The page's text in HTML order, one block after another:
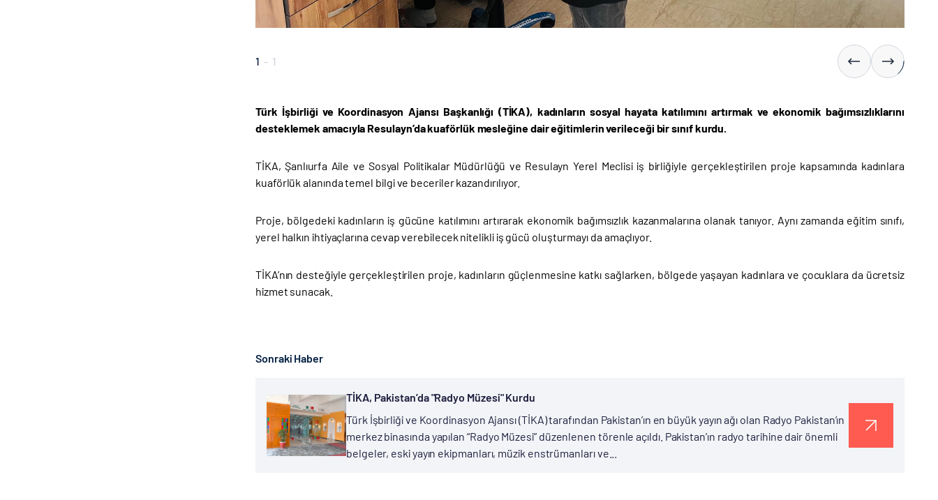
1 - 1
Türk İşbirliği ve Koordinasyon Ajansı Başkanlığı (TİKA), kadınların sosyal hayata katılımını artırmak ve ekonomik bağımsızlıklarını
desteklemek amacıyla Resulayn’da kuaförlük mesleğine dair eğitimlerin verileceği bir sınıf kurdu.
TİKA, Şanlıurfa Aile ve Sosyal Politikalar Müdürlüğü ve Resulayn Yerel Meclisi iş birliğiyle gerçekleştirilen proje kapsamında kadınlara
kuaförlük alanında temel bilgi ve beceriler kazandırılıyor.
Proje, bölgedeki kadınların iş gücüne katılımını artırarak ekonomik bağımsızlık kazanmalarına olanak tanıyor. Aynı zamanda eğitim sınıfı,
yerel halkın ihtiyaçlarına cevap verebilecek nitelikli iş gücü oluşturmayı da amaçlıyor.
TİKA’nın desteğiyle gerçekleştirilen proje, kadınların güçlenmesine katkı sağlarken, bölgede yaşayan kadınlara ve çocuklara da ücretsiz
hizmet sunacak.
Sonraki Haber
TİKA, Pakistan’da "Radyo Müzesi" Kurdu
Türk İşbirliği ve Koordinasyon Ajansı (TİKA) tarafından Pakistan’ın en büyük yayın ağı olan Radyo Pakistan’ın
merkez binasında yapılan “Radyo Müzesi” düzenlenen törenle açıldı. Pakistan’ın radyo tarihine dair önemli
belgeler, eski yayın ekipmanları, müzik enstrümanları ve...